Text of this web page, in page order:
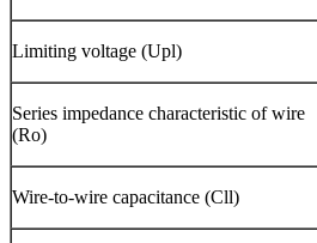
Limiting voltage (Upl)
Series impedance characteristic of wire
(Ro)
Wire-to-wire capacitance (Cll)